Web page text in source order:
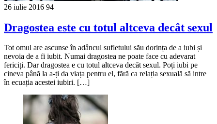
26 iulie 2016 94
Dragostea este cu totul altceva decât sexul
Tot omul are ascunse în adâncul sufletului său dorința de a iubi și
nevoia de a fi iubit. Numai dragostea ne poate face cu adevarat
fericiți. Dar dragostea e cu totul altceva decât sexul. Poți iubi pe
cineva până la a-ți da viața pentru el, fără ca relația sexuală să intre
în ecuația acestei iubiri. […]